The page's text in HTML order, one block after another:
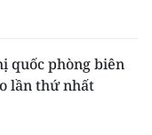
quốc phòng biên
lần thứ nhất